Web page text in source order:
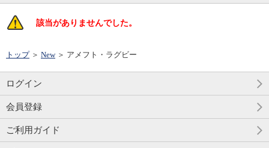
該当がありませんでした。
トップ ＞ New ＞ アメフト・ラグビー
ログイン
会員登録
ご利用ガイド